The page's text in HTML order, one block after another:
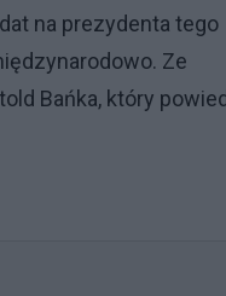
na prezydenta tego
Ze
Bańka, który